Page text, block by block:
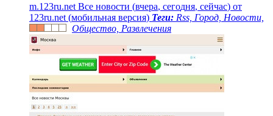
m.1 23ru.net Все новости (вчера, сегодня, сейчас) от
1 23ru.net (мобильная версия) Теги: Rss, Город, Новости,
Общество, Развлечения